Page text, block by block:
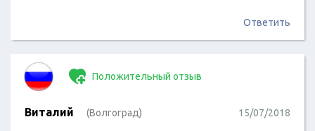
Ответить
Положительный отзыв
Виталий (Волгоград) 15/07/2018